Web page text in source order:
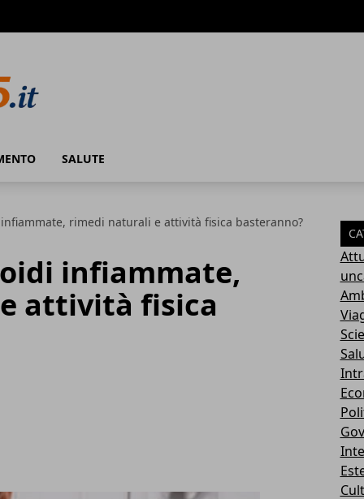
SALUTE
rimedi naturali e attività fisica basteranno?
infiammate,
attività fisica